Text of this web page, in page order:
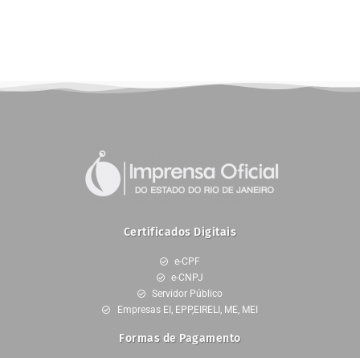
Certificados Digitais
e-CPF
e-CNPJ
Servidor Público
Empresas EI, EPP,EIRELI, ME, MEI
Formas de Pagamento